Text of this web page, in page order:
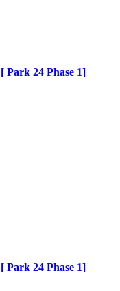
24 Phase 1]
24 Phase 1]